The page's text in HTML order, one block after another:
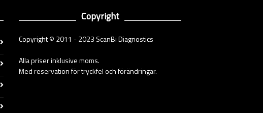
Copyright
Copyright © 2011 - 2023 ScanBi Diagnostics
Alla priser inklusive moms.
Med reservation för tryckfel och förändringar.